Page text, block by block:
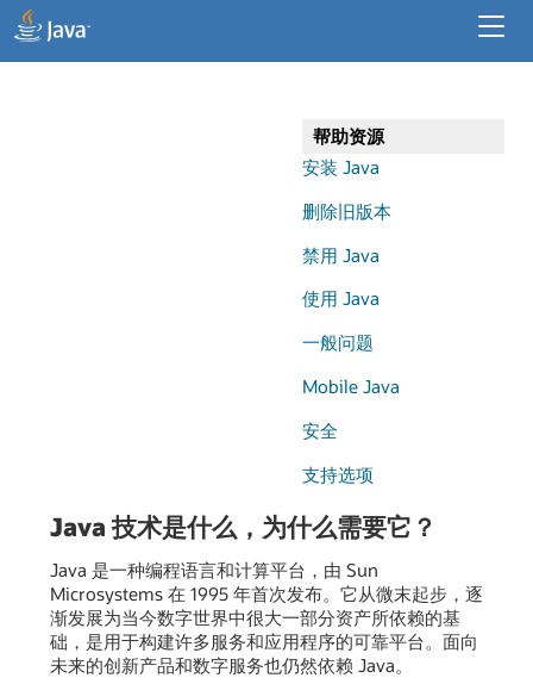
适用于桌面应用程序的 Java
帮助资源
安装 Java
删除旧版本
禁用 Java
使用 Java
一般问题
Mobile Java
安全
支持选项
Java 技术是什么，为什么需要它？
Java 是一种编程语言和计算平台，由 Sun
Microsystems 在 1995 年首次发布。它从微末起步，逐
渐发展为当今数字世界中很大一部分资产所依赖的基
础，是用于构建许多服务和应用程序的可靠平台。面向
未来的创新产品和数字服务也仍然依赖 Java。